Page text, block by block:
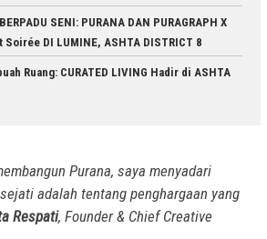
SENI: PURANA DAN PURAGRAPH X
DI LUMINE, ASHTA DISTRICT 8
Ruang: CURATED LIVING Hadir di ASHTA
Purana, saya menyadari
adalah tentang penghargaan yang
Respati, Founder & Chief Creative